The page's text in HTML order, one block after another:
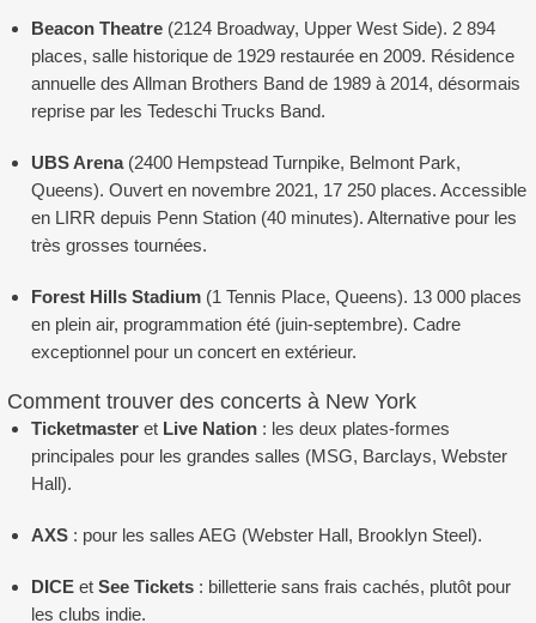
Beacon Theatre (2124 Broadway, Upper West Side). 2 894
places, salle historique de 1929 restaurée en 2009. Résidence
annuelle des Allman Brothers Band de 1989 à 2014, désormais
reprise par les Tedeschi Trucks Band.
UBS Arena(2400 Hempstead Turnpike, Belmont Park,
Queens). Ouvert en novembre 2021, 17 250 places. Accessible
en LIRR depuis Penn Station (40 minutes). Alternative pour les
très grosses tournées.
Forest Hills Stadium (1 Tennis Place, Queens). 13 000 places
en plein air, programmation été (juin-septembre). Cadre
exceptionnel pour un concert en extérieur.
Comment trouver des concerts à New York
Ticketmaster et Live Nation : les deux plates-formes
principales pour les grandes salles (MSG, Barclays, Webster
Hall).
AXS : pour les salles AEG (Webster Hall, Brooklyn Steel).
DICE et See Tickets : billetterie sans frais cachés, plutôt pour
les clubs indie.